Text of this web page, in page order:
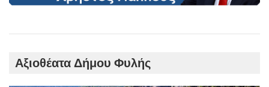
Αξιοθέατα Δήμου Φυλής